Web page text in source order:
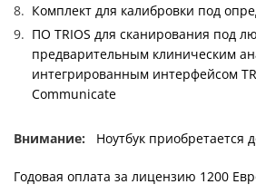
Комплект для калибровки под
ПО TRIOS для сканирования под
предварительным клиническим
интегрированным интерфейсом
Communicate
Внимание: Ноутбук приобретается
Годовая оплата за лицензию 1200